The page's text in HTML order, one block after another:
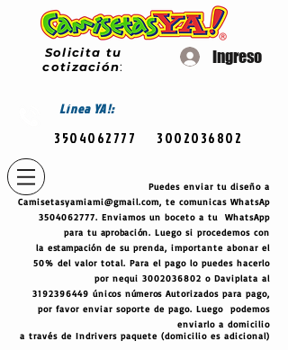
Solicita tu
cotización:
Ingreso
LíneaYA!:
3504062777 3002036802
Puedes enviar tu diseño a
Camisetasyamiami@gmail.com, te comunicas WhatsAp
3504062777. Enviamos un boceto a tu WhatsApp
para tu aprobación. Luego si procedemos con
laestampación de su prenda, importante abonar el
50% del valor total. Para el pago lo puedes hacerlo
por nequi 3002036802 o Daviplata al
3192396449 únicos números Autorizados para pago,
por favor enviar soporte de pago. Luego podemos
enviarlo a domicilio
a través de Indrivers paquete (domicilio es adicional)